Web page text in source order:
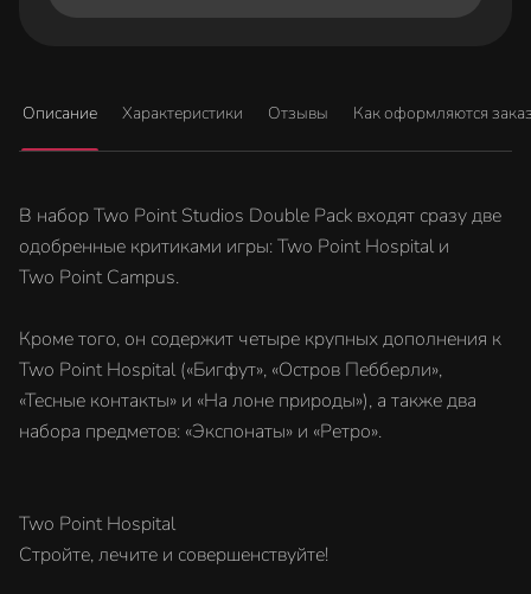
Описание Характеристики Отзывы Как оформляются
В набор Two Point Studios Double Pack входят сразу две
одобренные критиками игры: Two Point Hospital и
Two Point Campus.
Кроме того, он содержит четыре крупных дополнения к
Two Point Hospital («Бигфут», «Остров Пебберли»,
«Тесные контакты» и «На лоне природы»), а также два
набора предметов: «Экспонаты» и «Ретро».
Two Point Hospital
Стройте, лечите и совершенствуйте!